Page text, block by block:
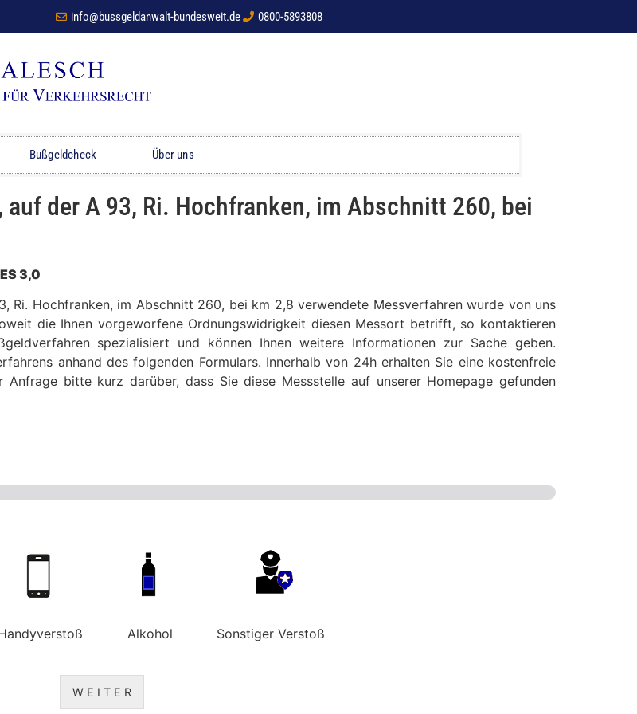
info@bussgeldanwalt-bundesweit.de 0800-5893808
Bußgeldcheck Über uns
der A 93, Ri. Hochfranken, im Abschnitt 260, bei
3,0
Ri. Hochfranken, im Abschnitt 260, bei km 2,8 verwendete Messverfahren wurde von uns
die Ihnen vorgeworfene Ordnungswidrigkeit diesen Messort betrifft, so kontaktieren
spezialisiert und können Ihnen weitere Informationen zur Sache geben.
anhand des folgenden Formulars. Innerhalb von 24h erhalten Sie eine kostenfreie
bitte kurz darüber, dass Sie diese Messstelle auf unserer Homepage gefunden
Alkohol Sonstiger Verstoß
W E I T E R